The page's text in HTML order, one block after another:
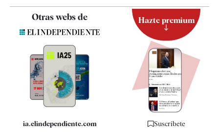
Contacto
Quiénes somos
Especificaciones
Otras webs de
ia.elindependiente.com
Hazte premium
Suscríbete